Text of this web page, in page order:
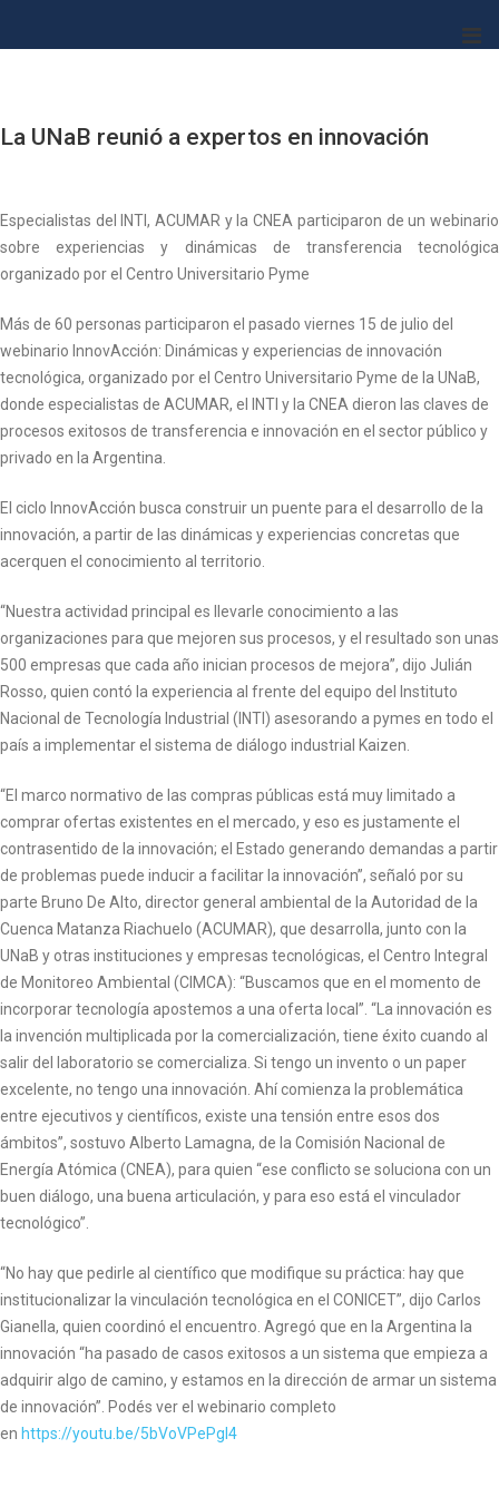
La UNaB reunió a expertos en innovación
Especialistas del INTI, ACUMAR y la CNEA participaron de un webinario
sobre experiencias y dinámicas de transferencia tecnológica
organizado por el Centro Universitario Pyme
Más de 60 personas participaron el pasado viernes 15 de julio del
webinario InnovAcción: Dinámicas y experiencias de innovación
tecnológica, organizado por el Centro Universitario Pyme de la UNaB,
donde especialistas de ACUMAR, el INTI y la CNEA dieron las claves de
procesos exitosos de transferencia e innovación en el sector público y
privado en la Argentina.
El ciclo InnovAcción busca construir un puente para el desarrollo de la
innovación, a partir de las dinámicas y experiencias concretas que
acerquen el conocimiento al territorio.
“Nuestra actividad principal es llevarle conocimiento a las
organizaciones para que mejoren sus procesos, y el resultado son unas
500 empresas que cada año inician procesos de mejora”, dijo Julián
Rosso, quien contó la experiencia al frente del equipo del Instituto
Nacional de Tecnología Industrial (INTI) asesorando a pymes en todo el
país a implementar el sistema de diálogo industrial Kaizen.
“El marco normativo de las compras públicas está muy limitado a
comprar ofertas existentes en el mercado, y eso es justamente el
contrasentido de la innovación; el Estado generando demandas a partir
de problemas puede inducir a facilitar la innovación”, señaló por su
parte Bruno De Alto, director general ambiental de la Autoridad de la
Cuenca Matanza Riachuelo (ACUMAR), que desarrolla, junto con la
UNaB y otras instituciones y empresas tecnológicas, el Centro Integral
de Monitoreo Ambiental (CIMCA): “Buscamos que en el momento de
incorporar tecnología apostemos a una oferta local”. “La innovación es
la invención multiplicada por la comercialización, tiene éxito cuando al
salir del laboratorio se comercializa. Si tengo un invento o un paper
excelente, no tengo una innovación. Ahí comienza la problemática
entre ejecutivos y científicos, existe una tensión entre esos dos
ámbitos”, sostuvo Alberto Lamagna, de la Comisión Nacional de
Energía Atómica (CNEA), para quien “ese conflicto se soluciona con un
buen diálogo, una buena articulación, y para eso está el vinculador
tecnológico”.
“No hay que pedirle al científico que modifique su práctica: hay que
institucionalizar la vinculación tecnológica en el CONICET”, dijo Carlos
Gianella, quien coordinó el encuentro. Agregó que en la Argentina la
innovación “ha pasado de casos exitosos a un sistema que empieza a
adquirir algo de camino, y estamos en la dirección de armar un sistema
de innovación”. Podés ver el webinario completo
en https://youtu.be/5bVoVPePgl4